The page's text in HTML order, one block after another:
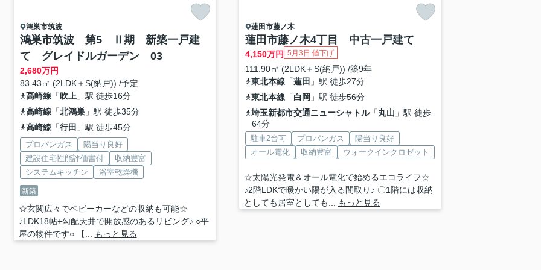
鴻巣市筑波
鴻巣市筑波 第5 Ⅱ期 新築一戸建
て グレイドルガーデン 03
2,680万円
83.43㎡ (2LDK＋S(納戸)) /予定
高崎線「吹上 」駅 徒歩16分
高崎線「北鴻巣」駅 徒歩35分
高崎線「行田 」駅 徒歩45分
プロパンガス
陽当り良好
建設住宅性能評価書付
収納豊富
システムキッチン
浴室乾燥機
新築
☆玄関広々でベビーカーなどの収納も可能☆
♪LDK18帖+勾配天井で開放感のあるリビング♪ ○平
屋の物件です○ 【...
もっと見る
蓮田市藤ノ木
蓮田市藤ノ木4丁目 中古一戸建て
4,150万円 5月3日 値下げ
111.90㎡ (2LDK＋S(納戸)) /築9年
東北本線「蓮田 」駅 徒歩27分
東北本線「白岡 」駅 徒歩56分
埼玉新都市交通ニューシャトル「丸山 」駅 徒歩
64分
駐車2台可 プロパンガス
陽当り良好
オール電化
収納豊富 ウォークインクロゼット
☆太陽光発電＆オール電化で始めるエコライフ☆
♪2階LDKで暖かい陽が入る間取り♪ 〇1階には収納
としても居室としても...
もっと見る